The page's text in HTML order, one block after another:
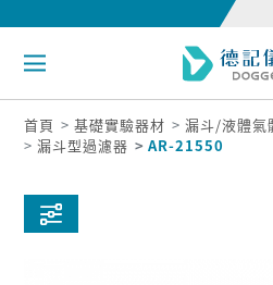
首頁 基礎實驗器材 漏斗/液體氣
漏斗型過濾器
AR-21550